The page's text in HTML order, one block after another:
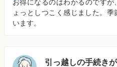
お得になるのはわかるのです
ょっとしつこく感じました。
います。
引っ越しの手続き